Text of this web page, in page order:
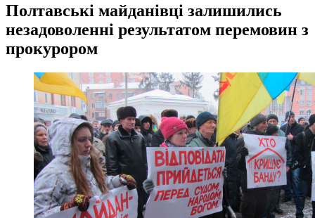
Полтавські майданівці залишились
незадоволенні результатом перемовин з
прокурором